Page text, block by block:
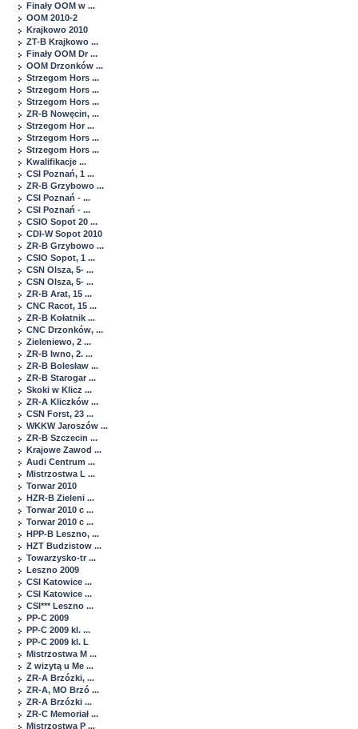
Finały OOM w ...
OOM 2010-2
Krajkowo 2010
ZT-B Krajkowo ...
Finały OOM Dr ...
OOM Drzonków ...
Strzegom Hors ...
Strzegom Hors ...
Strzegom Hors ...
ZR-B Nowęcin, ...
Strzegom Hor ...
Strzegom Hors ...
Strzegom Hors ...
Kwalifikacje ...
CSI Poznań, 1 ...
ZR-B Grzybowo ...
CSI Poznań - ...
CSI Poznań - ...
CSIO Sopot 20 ...
CDI-W Sopot 2010
ZR-B Grzybowo ...
CSIO Sopot, 1 ...
CSN Olsza, 5- ...
CSN Olsza, 5- ...
ZR-B Arat, 15 ...
CNC Racot, 15 ...
ZR-B Kołatnik ...
CNC Drzonków, ...
Zieleniewo, 2 ...
ZR-B Iwno, 2. ...
ZR-B Bolesław ...
ZR-B Starogar ...
Skoki w Klicz ...
ZR-A Kliczków ...
CSN Forst, 23 ...
WKKW Jaroszów ...
ZR-B Szczecin ...
Krajowe Zawod ...
Audi Centrum ...
Mistrzostwa L ...
Torwar 2010
HZR-B Zieleni ...
Torwar 2010 c ...
Torwar 2010 c ...
HPP-B Leszno, ...
HZT Budzistow ...
Towarzysko-tr ...
Leszno 2009
CSI Katowice ...
CSI Katowice ...
CSI*** Leszno ...
PP-C 2009
PP-C 2009 kl. ...
PP-C 2009 kl. L
Mistrzostwa M ...
Z wizytą u Me ...
ZR-A Brzózki, ...
ZR-A, MO Brzó ...
ZR-A Brzózki ...
ZR-C Memoriał ...
Mistrzostwa P ...